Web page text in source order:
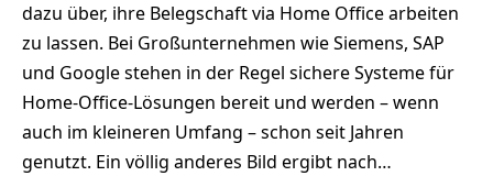
dazu über, ihre Belegschaft via Home Office arbeiten
zu lassen. Bei Großunternehmen wie Siemens, SAP
und Google stehen in der Regel sichere Systeme für
Home-Office-Lösungen bereit und werden – wenn
auch im kleineren Umfang – schon seit Jahren
genutzt. Ein völlig anderes Bild ergibt nach…